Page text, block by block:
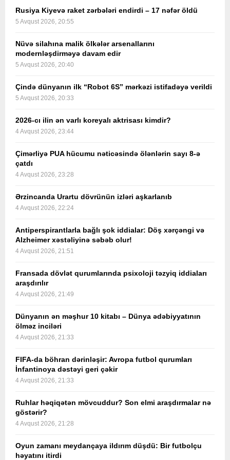
Rusiya Kiyevə raket zərbələri endirdi – 17 nəfər öldü
5 Avqust 2026, 20:55
Nüvə silahına malik ölkələr arsenallarını
modernləşdirməyə davam edir
5 Avqust 2026, 20:40
Çində dünyanın ilk “Robot 6S” mərkəzi istifadəyə verildi
5 Avqust 2026, 20:33
2026-cı ilin ən varlı koreyalı aktrisası kimdir?
4 Avqust 2026, 23:44
Çimərliyə PUA hücumu nəticəsində ölənlərin sayı 8-ə
çatdı
4 Avqust 2026, 23:28
Ərzincanda Urartu dövrünün izləri aşkarlanıb
4 Avqust 2026, 22:24
Antiperspirantlarla bağlı şok iddialar: Döş xərçəngi və
Alzheimer xəstəliyinə səbəb olur!
4 Avqust 2026, 21:51
Fransada dövlət qurumlarında psixoloji təzyiq iddiaları
araşdırılır
4 Avqust 2026, 21:49
Dünyanın ən məşhur 10 kitabı – Dünya ədəbiyyatının
ölməz inciləri
4 Avqust 2026, 21:33
FIFA-da böhran dərinləşir: Avropa futbol qurumları
İnfantinoya dəstəyi geri çəkir
4 Avqust 2026, 21:33
Ruhlar həqiqətən mövcuddur? Son elmi araşdırmalar nə
göstərir?
4 Avqust 2026, 21:28
Oyun zamanı meydançaya ildırım düşdü: Bir futbolçu
həyatını itirdi